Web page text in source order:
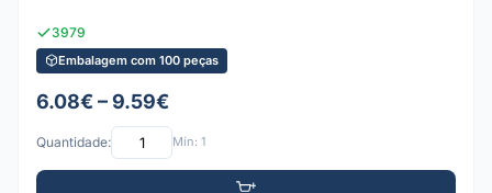
3979
Embalagem com 100 peças
6.08€ – 9.59€
Quantidade: Mín: 1